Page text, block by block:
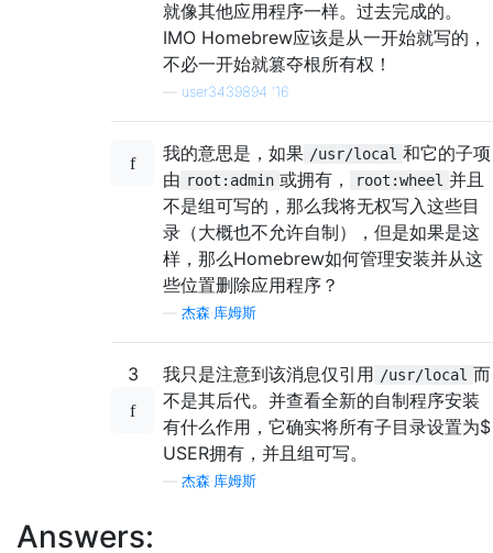
就像其他应用程序一样。过去完成的。
IMO Homebrew应该是从一开始就写的，
不必一开始就篡夺根所有权！
user3439894 '16
我的意思是，如果 /usr/local 和它的子项
由 root:admin 或拥有， root:wheel 并且
不是组可写的，那么我将无权写入这些目
录（大概也不允许自制），但是如果是这
样，那么Homebrew如何管理安装并从这
些位置删除应用程序？
杰森·库姆斯
3 我只是注意到该消息仅引用 /usr/local 而
不是其后代。并查看全新的自制程序安装
有什么作用，它确实将所有子目录设置为$
USER拥有，并且组可写。
杰森·库姆斯
Answers: